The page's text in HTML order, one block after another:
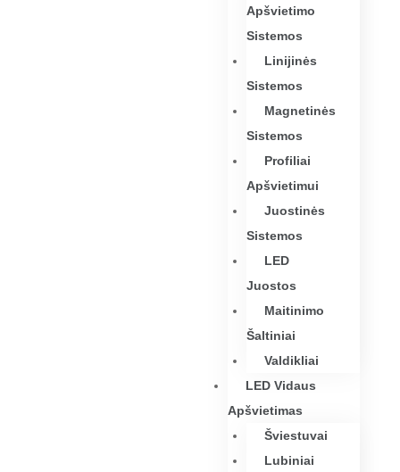
Apšvietimo
Sistemos
Linijinės
Sistemos
Magnetinės
Sistemos
Profiliai
Apšvietimui
Juostinės
Sistemos
LED
Juostos
Maitinimo
Šaltiniai
Valdikliai
LED Vidaus
Apšvietimas
Šviestuvai
Lubiniai